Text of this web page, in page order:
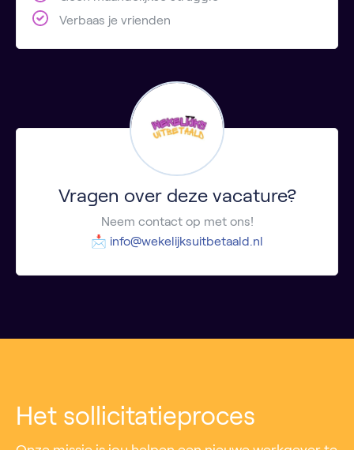
Verbaas je vrienden
Vragen over deze vacature?
Neem contact op met ons!
📩 info@wekelijksuitbetaald.nl
Het sollicitatieproces